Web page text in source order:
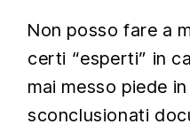
Non posso fare a
certi “esperti” in
mai messo piede
sconclusionati